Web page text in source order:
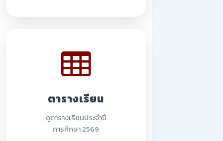
ตารางเรียน
ดูตารางเรียนประจำปี
การศึกษา 2569